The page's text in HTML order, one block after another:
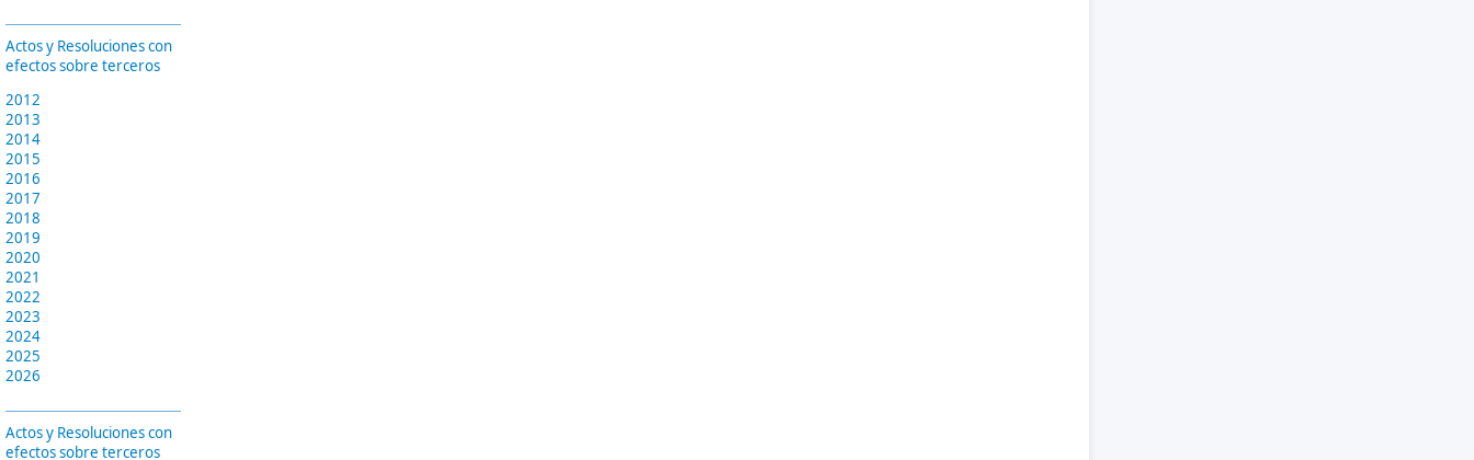
Actos y Resoluciones con
efectos sobre terceros
2012
2013
2014
2015
2016
2017
2018
2019
2020
2021
2022
2023
2024
2025
2026
Actos y Resoluciones con
efectos sobre terceros